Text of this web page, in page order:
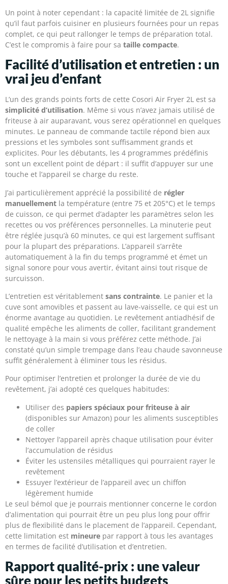
Un point à noter cependant : la capacité limitée de 2L signifie
qu’il faut parfois cuisiner en plusieurs fournées pour un repas
complet, ce qui peut rallonger le temps de préparation total.
C’est le compromis à faire pour sa taille compacte.
Facilité d’utilisation et entretien : un
vrai jeu d’enfant
L’un des grands points forts de cette Cosori Air Fryer 2L est sa
simplicité d’utilisation. Même si vous n’avez jamais utilisé de
friteuse à air auparavant, vous serez opérationnel en quelques
minutes. Le panneau de commande tactile répond bien aux
pressions et les symboles sont suffisamment grands et
explicites. Pour les débutants, les 4 programmes prédéfinis
sont un excellent point de départ : il suffit d’appuyer sur une
touche et l’appareil se charge du reste.
J’ai particulièrement apprécié la possibilité de régler
manuellement la température (entre 75 et 205°C) et le temps
de cuisson, ce qui permet d’adapter les paramètres selon les
recettes ou vos préférences personnelles. La minuterie peut
être réglée jusqu’à 60 minutes, ce qui est largement suffisant
pour la plupart des préparations. L’appareil s’arrête
automatiquement à la fin du temps programmé et émet un
signal sonore pour vous avertir, évitant ainsi tout risque de
surcuisson.
L’entretien est véritablement sans contrainte. Le panier et la
cuve sont amovibles et passent au lave-vaisselle, ce qui est un
énorme avantage au quotidien. Le revêtement antiadhésif de
qualité empêche les aliments de coller, facilitant grandement
le nettoyage à la main si vous préférez cette méthode. J’ai
constaté qu’un simple trempage dans l’eau chaude savonneuse
suffit généralement à éliminer tous les résidus.
Pour optimiser l’entretien et prolonger la durée de vie du
revêtement, j’ai adopté ces quelques habitudes:
Utiliser des papiers spéciaux pour friteuse à air
(disponibles sur Amazon) pour les aliments susceptibles
de coller
Nettoyer l’appareil après chaque utilisation pour éviter
l’accumulation de résidus
Éviter les ustensiles métalliques qui pourraient rayer le
revêtement
Essuyer l’extérieur de l’appareil avec un chiffon
légèrement humide
Le seul bémol que je pourrais mentionner concerne le cordon
d’alimentation qui pourrait être un peu plus long pour offrir
plus de flexibilité dans le placement de l’appareil. Cependant,
cette limitation est mineure par rapport à tous les avantages
en termes de facilité d’utilisation et d’entretien.
Rapport qualité-prix : une valeur
sûre pour les petits budgets